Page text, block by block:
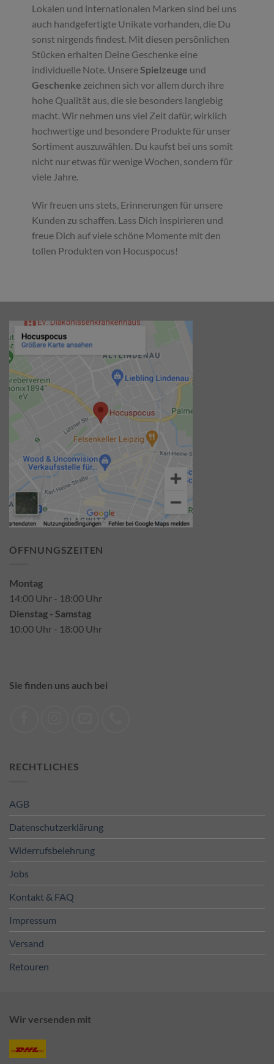
Lokalen und internationalen Marken sind bei uns
auch handgefertigte Unikate vorhanden, die Du
sonst nirgends findest. Mit diesen persönlichen
Stücken erhalten Deine Geschenke eine
individuelle Note. UnsereSpielzeuge und
Geschenke zeichnen sich vor allem durch ihre
hohe Qualität aus, die sie besonders langlebig
macht. Wir nehmen uns viel Zeit dafür, wirklich
hochwertige und besondere Produkte für unser
Sortiment auszuwählen. Du kaufst bei uns somit
nicht nur etwas für wenige Wochen, sondern für
viele Jahre.
Wir freuen uns stets, Erinnerungen für unsere
Kunden zu schaffen. Lass Dich inspirieren und
freue Dich auf viele schöne Momente mit den
tollen Produkten von Hocuspocus!
ÖFFNUNGSZEITEN
Montag
14:00 Uhr - 18:00 Uhr
Dienstag - Samstag
10:00 Uhr - 18:00 Uhr
Sie finden uns auch bei
RECHTLICHES
AGB
Datenschutzerklärung
Widerrufsbelehrung
Jobs
Kontakt & FAQ
Impressum
Versand
Retouren
Wir versenden mit